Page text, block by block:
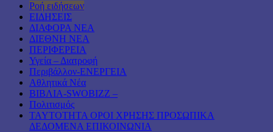
Ροή ειδήσεων
ΕΙΔΗΣΕΙΣ
ΔΙΑΦΟΡΑ ΝΕΑ
ΔΙΕΘΝΗ ΝΕΑ
ΠΕΡΙΦΕΡΕΙΑ
Υγεία – Διατροφή
Περιβάλλον-ΕΝΕΡΓΕΙΑ
Αθλητικά Νέα
ΒΙΒΛΙΑ-SWOBIZZ –
Πολιτισμός
TAYTOTHTA ΟΡΟΙ ΧΡΗΣΗΣ ΠΡΟΣΩΠΙΚΑ
ΔΕΔΟΜΕΝΑ ΕΠΙΚΟΙΝΩΝΙΑ